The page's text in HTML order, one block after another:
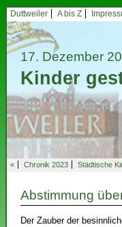
Duttweiler A bis Z
17. Dezember
Kinder
« Chronik 2023 Städtische
Abstimmung
Der Zauber der